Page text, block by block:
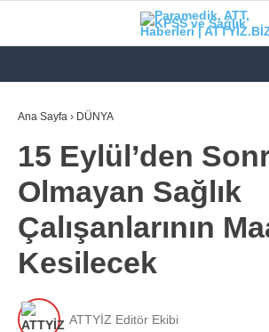
KATEGORİLER
GÜNDEM
112 ACİL
KPSS
PARAMEDİK (AABT)
Ana Sayfa › DÜNYA
15 Eylül’den
Olmayan Sağlık
Çalışanlarının
Kesilecek
ATTYİZ Editör Ekibi